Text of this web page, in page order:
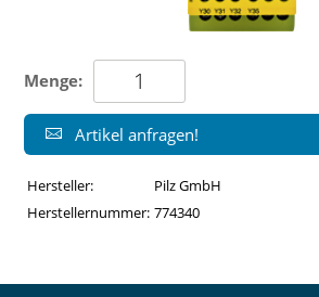
Menge:
Artikel anfragen!
Hersteller:
Pilz GmbH
Herstellernummer: 774340